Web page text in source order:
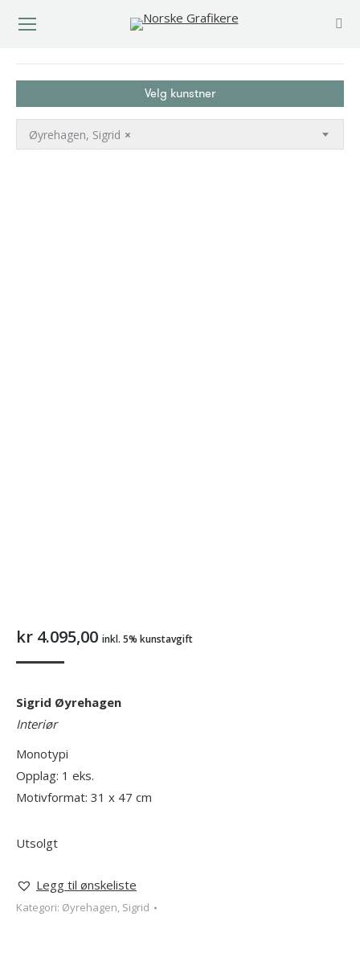
Velg kunstner
×
Øyrehagen, Sigrid
kr 4.095,00 inkl. 5% kunstavgift
Sigrid Øyrehagen
Interiør
Monotypi
Opplag: 1 eks.
Motivformat: 31 x 47 cm
Utsolgt
Legg til ønskeliste
Kategori: Øyrehagen, Sigrid